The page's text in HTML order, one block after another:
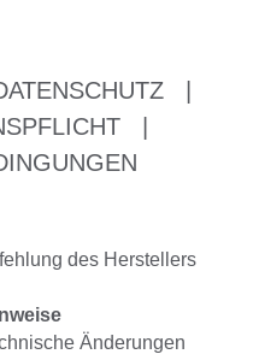
des Herstellers
Änderungen